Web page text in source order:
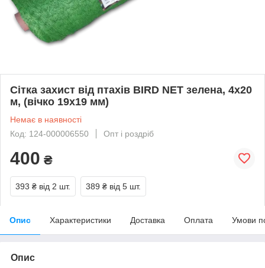
Сітка захист від птахів BIRD NET зелена, 4х20
м, (вічко 19х19 мм)
Немає в наявності
Код: 124-000006550
Опт і роздріб
400 ₴
393 ₴ від 2 шт. 389 ₴ від 5 шт.
Опис Характеристики Доставка Оплата Умови
Опис